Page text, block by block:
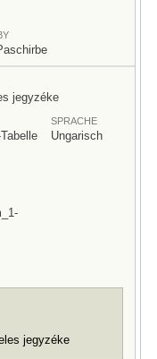
jegyzéke
SPRACHE
Ungarisch
jegyzéke